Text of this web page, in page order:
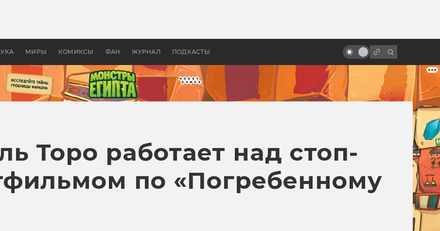
МИРЫ КОМИКСЫ ФАН ЖУРНАЛ ПОДКАСТЫ
колец»
Древней Грецией
Гигер и сотворение «Чужого»
Торо работает над стоп-
по «Погребенному